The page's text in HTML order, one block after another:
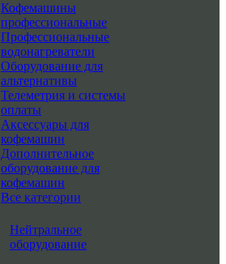
Кофемашины
профессиональные
Профессиональные
водонагреватели
Оборудование для
альтернативы
Телеметрия и системы
оплаты
Аксессуары для
кофемашин
Дополнительное
оборудование для
кофемашин
Все категории
Нейтральное
оборудование